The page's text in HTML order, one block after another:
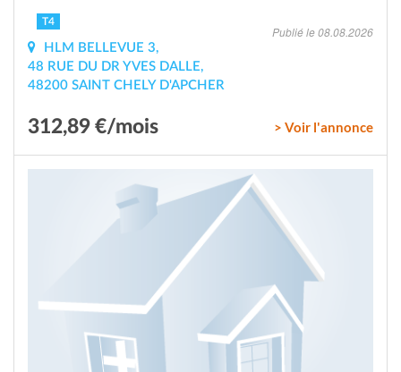
T4
Publié le 08.08.2026
HLM BELLEVUE 3,
48 RUE DU DR YVES DALLE,
48200 SAINT CHELY D'APCHER
312,89 €/mois > Voir l'annonce